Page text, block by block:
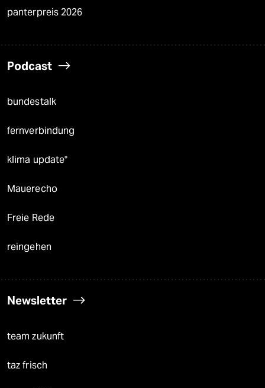
panterpreis 2026
Podcast
bundestalk
fernverbindung
klima update°
Mauerecho
Freie Rede
reingehen
Newsletter
team zukunft
taz frisch